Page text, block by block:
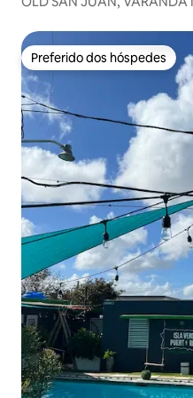
Preferido dos hóspedes
Preferido dos hóspedes